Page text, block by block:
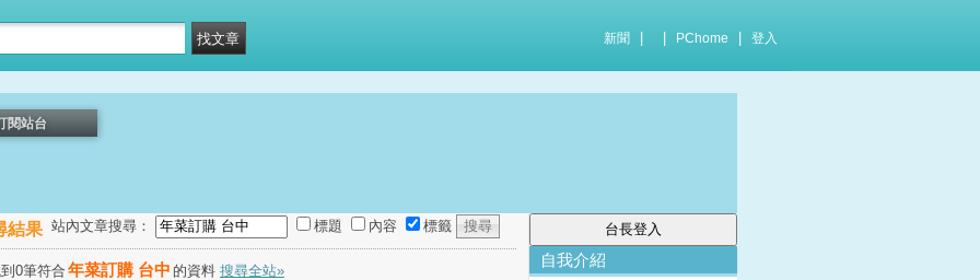
新聞 PChome 登入
閱站台
結果 站內文章搜尋： 標題 內容 標籤
0筆符合年菜訂購 台中 的資料 搜尋全站»
自我介紹